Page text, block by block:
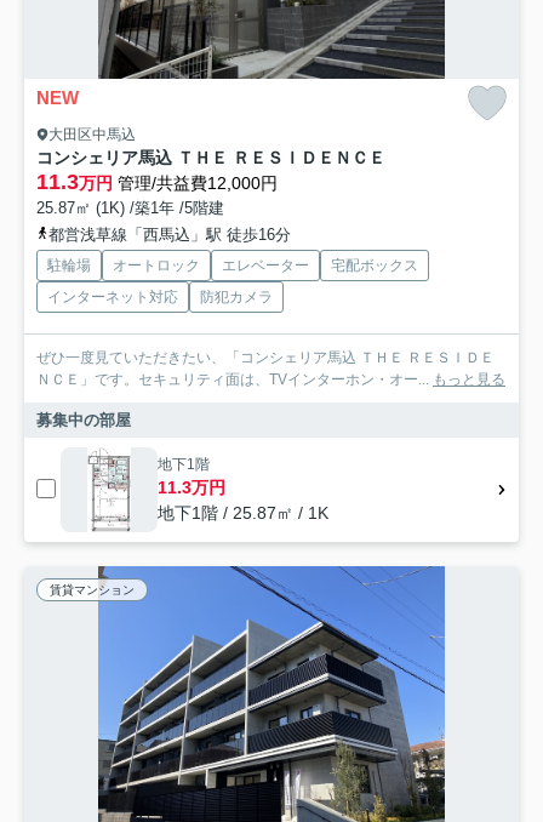
NEW
大田区中馬込
コンシェリア馬込 ＴＨＥ ＲＥＳＩＤＥＮＣＥ
11.3万円 管理/共益費12,000円
25.87㎡ (1K) /築1年 /5階建
都営浅草線「西馬込」駅 徒歩16分
駐輪場 オートロック エレベーター
宅配ボックス
インターネット対応
防犯カメラ
ぜひ一度見ていただきたい、「コンシェリア馬込 ＴＨＥ ＲＥＳＩＤＥ
ＮＣＥ」です。セキュリティ面は、TVインターホン・オー... もっと見る
募集中の部屋
地下1階
11.3万円
地下1階 / 25.87㎡ / 1K
賃貸マンション